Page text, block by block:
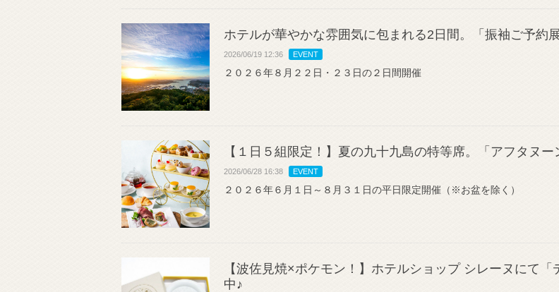
ホテルが華やかな雰囲気に包まれる2日間。「振袖ご予約
2026/06/19 12:36 EVENT
２０２６年８月２２日・２３日の２日間開催
【１日５組限定！】夏の九十九島の特等席。「アフタヌ
2026/06/28 16:38 EVENT
２０２６年６月１日～８月３１日の平日限定開催（※お盆を除く）
【波佐見焼×ポケモン！】ホテルショップ シレーヌにて
中♪